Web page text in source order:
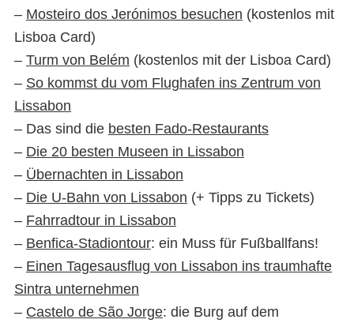
– Mosteiro dos Jerónimos besuchen (kostenlos mit
Lisboa Card)
– Turm von Belém (kostenlos mit der Lisboa Card)
– So kommst du vom Flughafen ins Zentrum von
Lissabon
– Das sind die besten Fado-Restaurants
– Die 20 besten Museen in Lissabon
– Übernachten in Lissabon
– Die U-Bahn von Lissabon (+ Tipps zu Tickets)
– Fahrradtour in Lissabon
– Benfica-Stadiontour: ein Muss für Fußballfans!
– Einen Tagesausflug von Lissabon ins traumhafte
Sintra unternehmen
– Castelo de São Jorge: die Burg auf dem